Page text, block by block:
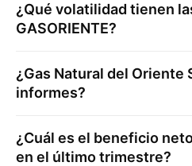
¿Qué volatilidad tienen
GASORIENTE?
¿Gas Natural del Oriente
informes?
¿Cuál es el beneficio
en el último trimestre?